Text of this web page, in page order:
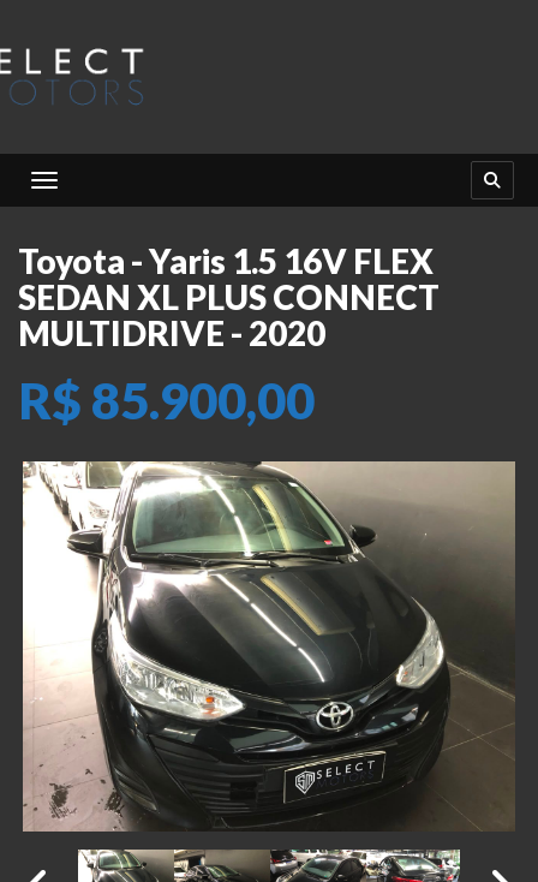
Toggle navigation
Toyota - Yaris 1.5 16V FLEX
SEDAN XL PLUS CONNECT
MULTIDRIVE - 2020
R$ 85.900,00